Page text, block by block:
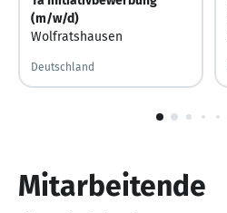
(m/w/d)
Wolfratshausen
Deutschland
1
Mitarbeitende